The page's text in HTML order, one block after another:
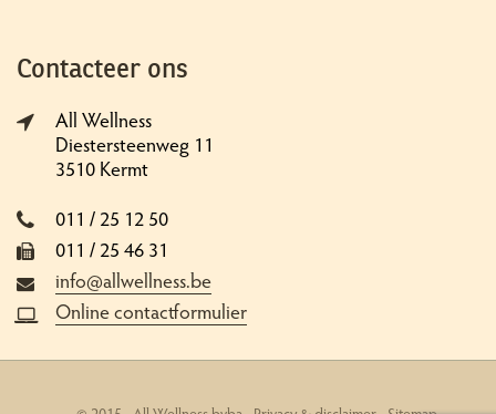
Contacteer ons
All Wellness
Diestersteenweg 11
3510 Kermt
011 / 25 12 50
011 / 25 46 31
info@allwellness.be
Online contactformulier